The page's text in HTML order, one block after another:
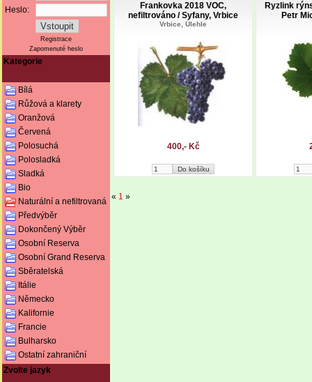
Heslo:
Registrace
Zapomenuté heslo
Kategorie
Bílá
Růžová a klarety
Oranžová
Červená
Polosuchá
Polosladká
Sladká
Bio
Naturální a nefiltrovaná
Předvýběr
Dokončený Výběr
Osobní Reserva
Osobní Grand Reserva
Sběratelská
Itálie
Německo
Kalifornie
Francie
Bulharsko
Ostatní zahraniční
Zvolte jazyk
Frankovka 2018 VOC,
nefiltrováno / Syfany, Vrbice
Vrbice, Úlehle
400,- Kč
Ryzlink
Petr
« 1 »